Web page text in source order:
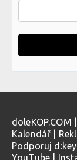
doleKOP.COM
Kalendář
Podporuj d:key
YouTube